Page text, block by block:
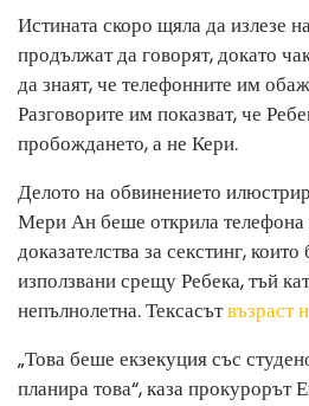
Истината скоро щяла да излезе
продължат да говорят, докато
да знаят, че телефонните им
Разговорите им показват, че
пробождането, а не Кери.
Делото на обвинението
Мери Ан беше открила
доказателства за секстинг,
използвани срещу Ребека, тъй
непълнолетна. Тексасътвъзраст
„Това беше екзекуция със
планира това“, каза прокурорът